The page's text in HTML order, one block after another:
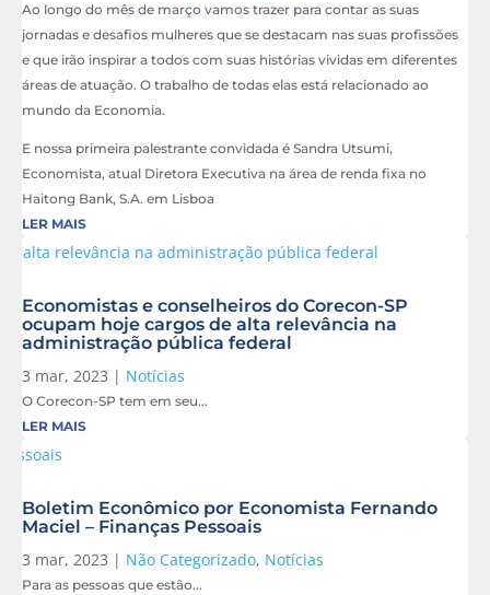
Ao longo do mês de março vamos trazer para contar as suas
jornadas e desafios mulheres que se destacam nas suas profissões
e que irão inspirar a todos com suas histórias vividas em diferentes
áreas de atuação. O trabalho de todas elas está relacionado ao
mundo da Economia.
E nossa primeira palestrante convidada é Sandra Utsumi,
Economista, atual Diretora Executiva na área de renda fixa no
Haitong Bank, S.A. em Lisboa
LER MAIS
Economistas e conselheiros do Corecon-SP
ocupam hoje cargos de alta relevância na
administração pública federal
3 mar, 2023 | Notícias
O Corecon-SP tem em seu...
LER MAIS
Boletim Econômico por Economista Fernando
Maciel – Finanças Pessoais
3 mar, 2023 | Não Categorizado, Notícias
Para as pessoas que estão...